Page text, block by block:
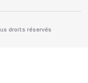
droits réservés